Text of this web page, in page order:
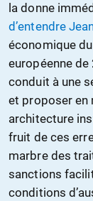
la donne
d’entendre
économique
européenne de
conduit à une
et proposer en
architecture
fruit de ces
marbre des
sanctions
conditions